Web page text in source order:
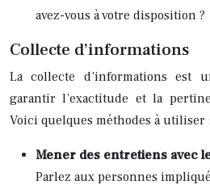
avez-vous à votre disposition ?
Collecte d’informations
La collecte d’informations est
garantir l’exactitude et la
Voici quelques méthodes à utiliser :
Mener des entretiens avec
Parlez aux personnes